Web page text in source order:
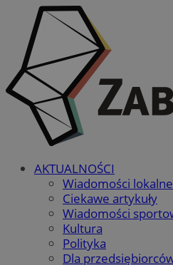
AKTUALNOŚCI
Wiadomości lokalne
Ciekawe artykuły
Wiadomości
Kultura
Polityka
Dla